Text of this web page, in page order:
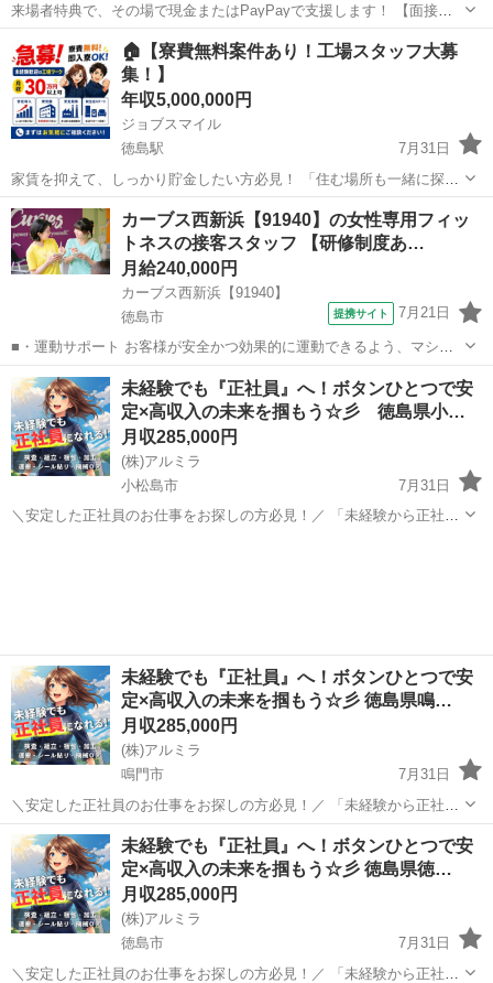
来場者特典で、その場で現金またはPayPayで支援します！ 【面接交
通費、赴任交通費、生活支援、全て可能です◎】 工場内または倉庫内
における簡単な電子部品製造のお仕事になります！ 未経験の方が始め
るのにうってつ...
徳島 板野郡 その他 業務
🏠【寮費無料案件あり！工場スタッフ大募
集！】
年収5,000,000円
ジョブスマイル
徳島駅
7月31日
家賃を抑えて、しっかり貯金したい方必見！ 「住む場所も一緒に探し
たい」 「新しい環境で働きたい」 「所持金が少なくて不安…」 そん
な方も安心してご応募ください！ ■仕事内容 組立・検査・機械操作・
梱包など ■給与 月...
徳島 徳島市 徳島駅 物流 未経験
カーブス西新浜【91940】の女性専用フィッ
トネスの接客スタッフ 【研修制度あ…
月給240,000円
カーブス西新浜【91940】
徳島市
提携サイト 7月21日
■・運動サポート お客様が安全かつ効果的に運動できるよう、マシン
の使い方をアドバイスします。運動が初めての方や苦手な方がほとん
どなので、難しい指導はありません。「今日はこの動きを意識しまし
ょう！」といったお声がけをしながら、...
徳島 徳島市 その他
未経験でも『正社員』へ！ボタンひとつで安
定×高収入の未来を掴もう☆彡 徳島県小…
月収285,000円
(株)アルミラ
小松島市
7月31日
＼安定した正社員のお仕事をお探しの方必見！／ 「未経験から正社員
未経験でも『正社員』へ！ボタンひとつで安
定×高収入の未来を掴もう☆彡 徳島県鳴…
月収285,000円
(株)アルミラ
鳴門市
7月31日
＼安定した正社員のお仕事をお探しの方必見！／ 「未経験から正社員
になれる？」 「すぐに働ける仕事が知りたい！」 「長期安定の職場で
働きたい！」 ⇒ そんなアナタにピッタリの正社員求人をご紹介！ ...
徳島 鳴門市 工場 未経験
未経験でも『正社員』へ！ボタンひとつで安
定×高収入の未来を掴もう☆彡 徳島県徳…
月収285,000円
(株)アルミラ
徳島市
7月31日
＼安定した正社員のお仕事をお探しの方必見！／ 「未経験から正社員